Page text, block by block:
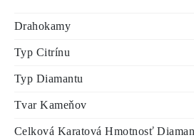
Drahokamy
Typ Citrínu
Typ Diamantu
Tvar Kameňov
Celková Karatová Hmotnosť